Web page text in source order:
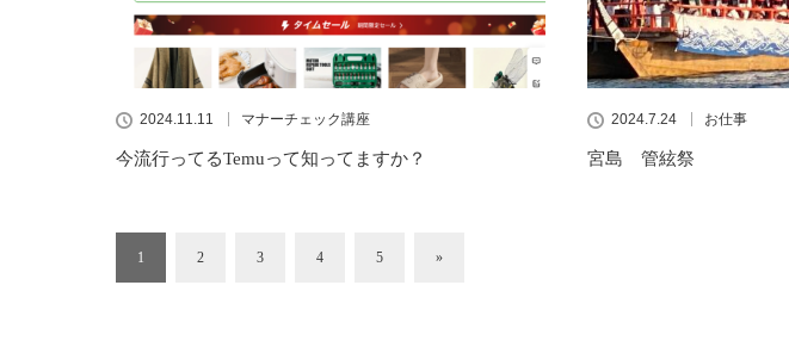
2024.11.11 マナーチェック講座
今流行ってるTemuって知ってますか？
2024.7.24 お仕事
宮島 管絃祭
1 2 3 4 5 »